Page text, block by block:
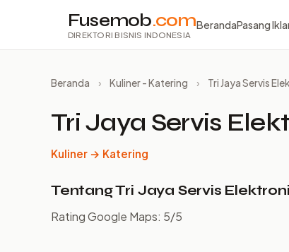
Fusemob.com
DIREKTORI BISNIS INDONESIA
BerandaPasang
Beranda › Kuliner - Katering › Tri Jaya Servis
Tri Jaya Servis
Kuliner → Katering
Tentang Tri Jaya Servis
Rating Google Maps: 5/5